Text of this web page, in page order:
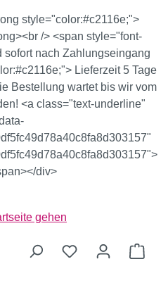
style="color:#c2116e;">
/> <span style="font-
sofort nach Zahlungseingang
Lieferzeit 5 Tage
Bestellung wartet bis wir vom
<a class="text-underline"
div>